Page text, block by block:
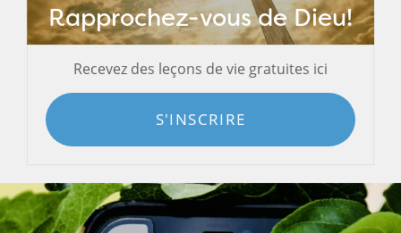
Rapprochez-vous de Dieu!
Recevez des leçons de vie gratuites ici
S'INSCRIRE